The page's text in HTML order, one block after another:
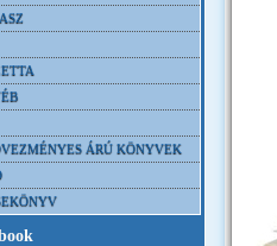
ÁRÚ KÖNYVEK